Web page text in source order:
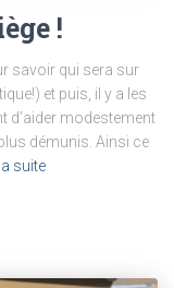
!
savoir qui sera sur
et puis, il y a les
d’aider modestement
démunis. Ainsi ce
la suite